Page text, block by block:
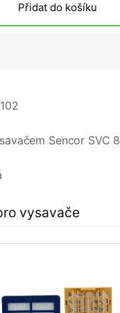
Přidat do košíku
Sencor SVC
vysavače